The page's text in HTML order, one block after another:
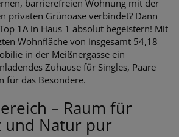
barrierefreien Wohnung mit der
privaten Grünoase verbindet? Dann
1A in Haus 1 absolut begeistern! Mit
Wohnfläche von insgesamt 54,18
in der Meißnergasse ein
Zuhause für Singles, Paare
für das Besondere.
– Raum für
und Natur pur